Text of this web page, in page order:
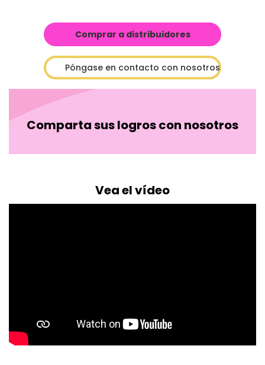
Comprar a distribuidores
Póngase en contacto con nosotros
Comparta sus logros con nosotros
Vea el vídeo